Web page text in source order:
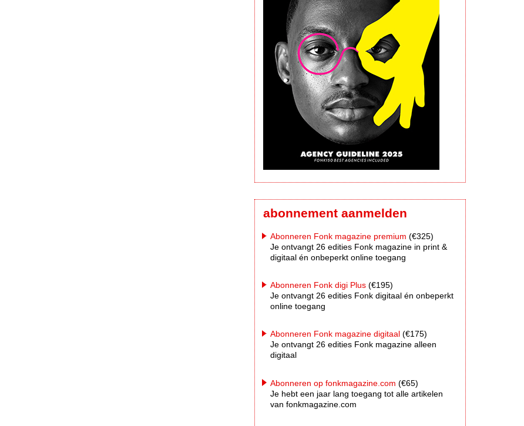
abonnement aanmelden
Abonneren Fonk magazine premium (€325)
Je ontvangt 26 edities Fonk magazine in print &
digitaal én onbeperkt online toegang
Abonneren Fonk digi Plus (€195)
Je ontvangt 26 edities Fonk digitaal én onbeperkt
online toegang
Abonneren Fonk magazine digitaal (€175)
Je ontvangt 26 edities Fonk magazine alleen
digitaal
Abonneren op fonkmagazine.com (€65)
Je hebt een jaar lang toegang tot alle artikelen
van fonkmagazine.com